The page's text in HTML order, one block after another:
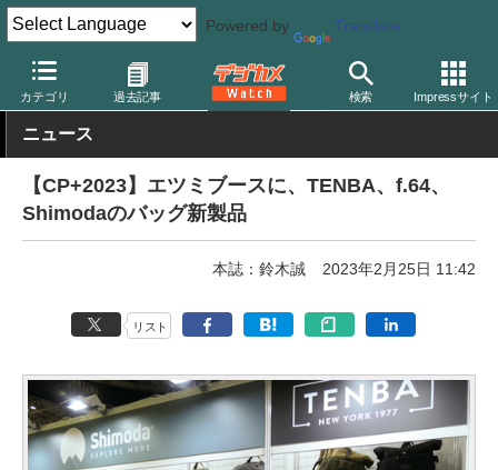
Powered by Translate
カテゴリ 過去記事 検索 Impressサイト
デジカメ Watch イベント CP+ 2023
ニュース
【CP+2023】エツミブースに、TENBA、f.64、
Shimodaのバッグ新製品
本誌：鈴木誠 2023年2月25日 11:42
リスト